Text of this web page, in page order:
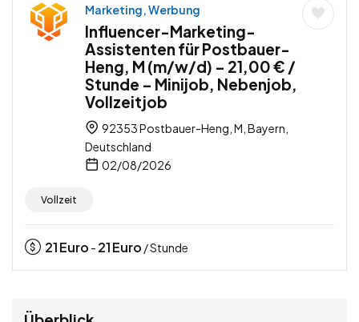
Marketing, Werbung
Influencer-Marketing-
Assistenten für Postbauer-
Heng, M (m/w/d) – 21,00 € /
Stunde – Minijob, Nebenjob,
Vollzeitjob
92353 Postbauer-Heng, M, Bayern,
Deutschland
02/08/2026
Vollzeit
21Euro - 21Euro / Stunde